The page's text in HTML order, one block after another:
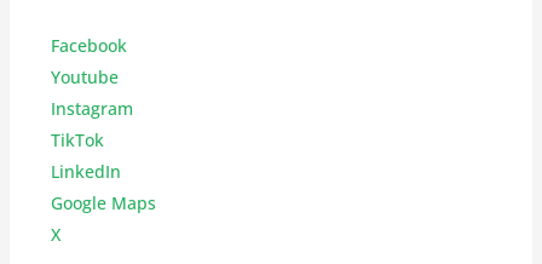
Facebook
Youtube
Instagram
TikTok
LinkedIn
Google Maps
X